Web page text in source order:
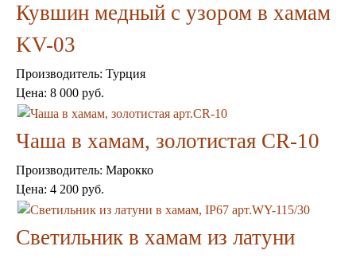
Светильники для хамама
Курны в хамам
Кувшины и чаши в хамам
Раковины латунные и медные
Медные тазы и ведра
Текстиль для хамама
Плитка Марокко
Двери Марокко
Бабуши тапочки
Вазы
Тарелки и блюда
Кувшин медный с узором в хамам
KV-03
Производитель: Турция
Цена: 8 000 руб.
Чаша в хамам, золотистая CR-10
Производитель: Марокко
Цена: 4 200 руб.
Светильник в хамам из латуни